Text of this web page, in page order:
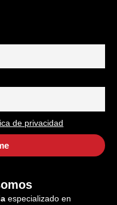
de privacidad
especializado en